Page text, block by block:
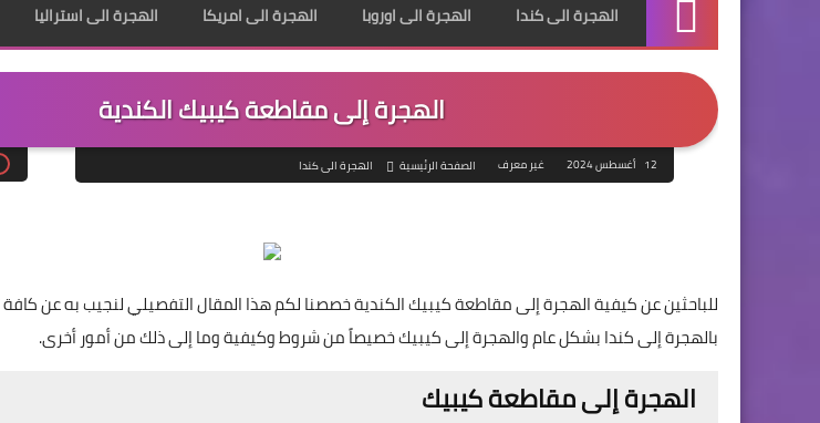
الرئيسية
الهجرة الى كندا الهجرة الى اوروبا الهجرة الى امريكا الهجرة الى استراليا
الهجرة إلى مقاطعة كيبيك الكندية
12 أغسطس 2024 غير معرف الصفحة الرئيسية الهجرة الى كندا
للباحثين عن كيفية الهجرة إلى مقاطعة كيبيك الكندية خصصنا لكم هذا المقال التفصيلي لنجيب به عن
بالهجرة إلى كندا بشكل عام والهجرة إلى كيبيك خصيصاً من شروط وكيفية وما إلى ذلك من أمور أخرى.
الهجرة إلى مقاطعة كيبيك